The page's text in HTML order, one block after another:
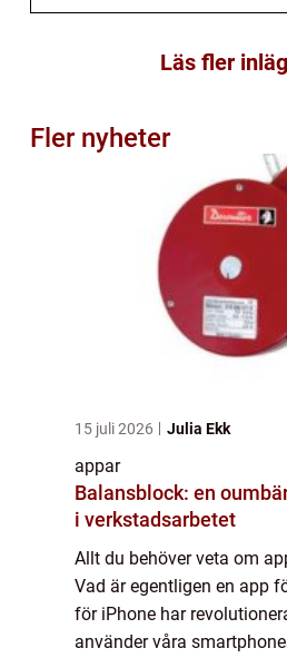
Läs fler
Fler nyheter
15 juli 2026 Julia Ekk
appar
Balansblock: en
i verkstadsarbetet
Allt du behöver veta om
Vad är egentligen en app
för iPhone har
använder våra